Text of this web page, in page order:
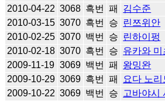
2010-04-22 3068 흑번 패 김수준
2010-03-15 3070 흑번 승 린쯔위안
2010-02-25 3070 백번 승 린하이펑
2010-02-18 3070 흑번 승 유카와
2009-11-19 3069 백번 패 왕밍완
2009-10-29 3069 흑번 패 요다 노리
2009-10-22 3069 백번 승 고바야시